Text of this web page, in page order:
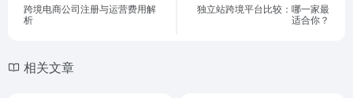
跨境电商公司注册与运营费用解
析
独立站跨境平台比较：哪一家最
适合你？
相关文章